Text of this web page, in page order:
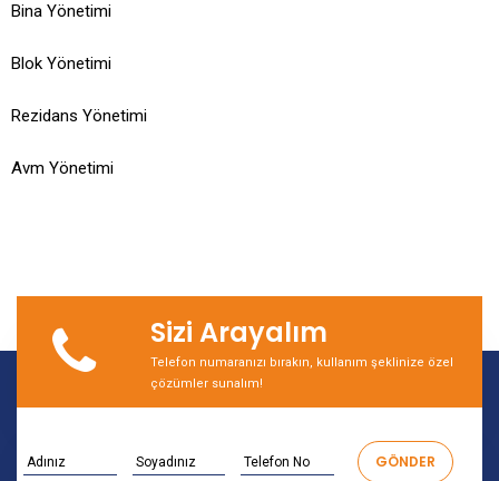
Bina Yönetimi
Blok Yönetimi
Rezidans Yönetimi
Avm Yönetimi
Sizi Arayalım
Telefon numaranızı bırakın, kullanım şeklinize özel
çözümler sunalım!